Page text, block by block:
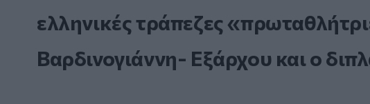
ελληνικές τράπεζες
Βαρδινογιάννη- Εξάρχου και ο